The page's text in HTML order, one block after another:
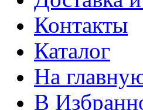
Контакты
Каталог
На
В